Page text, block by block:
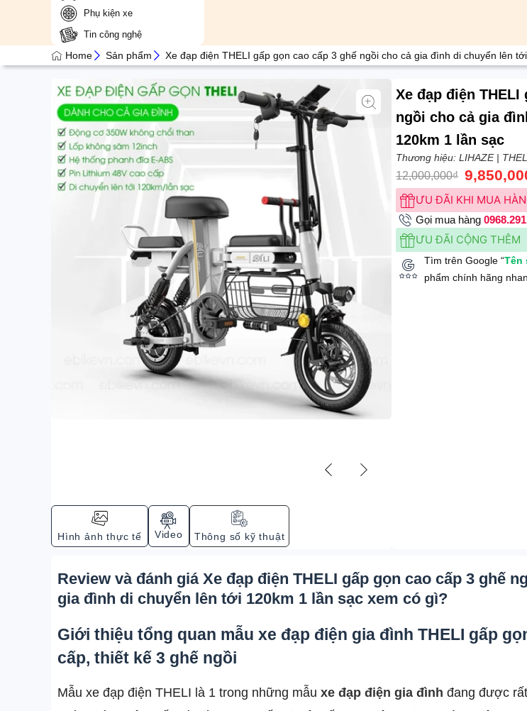
Phụ kiện xe
Tin công nghệ
Home Sản phẩm Xe đạp điện THELI gấp gọn cao cấp 3 ghế ngồi cho cả gia đình di chuyển lên
Hình ảnh thực tế Video Thông số kỹ thuật
Xe đạp điện THELI
ngồi cho cả gia
120km 1 lần sạc
Thương hiệu: LIHAZE |
12,000,000₫
ƯU ĐÃI KHI MUA
Gọi mua hàng
ƯU ĐÃI CỘNG THÊM
Tìm trên Google “Tên
phẩm chính hãng
Review và đánh giá Xe đạp điện THELI gấp gọn cao cấp 3 ghế
gia đình di chuyển lên tới 120km 1 lần sạc xem có gì?
Giới thiệu tổng quan mẫu xe đạp điện gia đình THELI gấp
cấp, thiết kế 3 ghế ngồi
Mẫu xe đạp điện THELI là 1 trong những mẫu xe đạp điện gia đình đang được